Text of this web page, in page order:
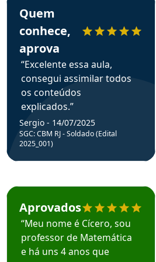
em depoimento
Quem
conhece,
aprova
“Excelente essa aula,
consegui assimilar todos
os conteúdos
explicados.”
Sergio - 14/07/2025
SGC: CBM RJ - Soldado (Edital
2025_001)
Estudante Cicero recomenda o
Aprovados
“Meu nome é Cícero, sou
professor de Matemática
e há uns 4 anos que